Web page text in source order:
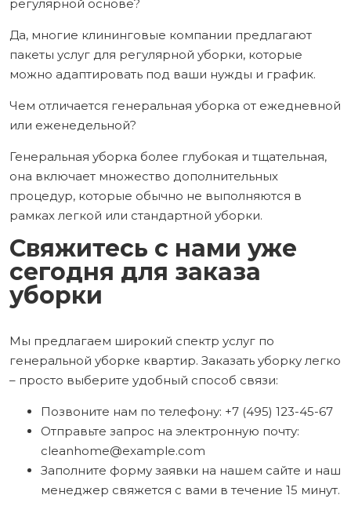
регулярной основе?
Да, многие клининговые компании предлагают
пакеты услуг для регулярной уборки, которые
можно адаптировать под ваши нужды и график.
Чем отличается генеральная уборка от ежедневной
или еженедельной?
Генеральная уборка более глубокая и тщательная,
она включает множество дополнительных
процедур, которые обычно не выполняются в
рамках легкой или стандартной уборки.
Свяжитесь с нами уже
сегодня для заказа
уборки
Мы предлагаем широкий спектр услуг по
генеральной уборке квартир. Заказать уборку легко
– просто выберите удобный способ связи:
Позвоните нам по телефону: +7 (495) 123-45-67
Отправьте запрос на электронную почту:
cleanhome@example.com
Заполните форму заявки на нашем сайте и наш
менеджер свяжется с вами в течение 15 минут.